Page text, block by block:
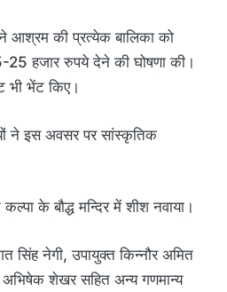
आश्रम की प्रत्येक बालिका को
25 हजार रुपये देने की घोषणा की।
भी भेंट किए।
ने इस अवसर पर सांस्कृतिक
के बौद्ध मन्दिर में शीश नवाया।
सिंह नेगी, उपायुक्त किन्नौर अमित
अभिषेक शेखर सहित अन्य गणमान्य